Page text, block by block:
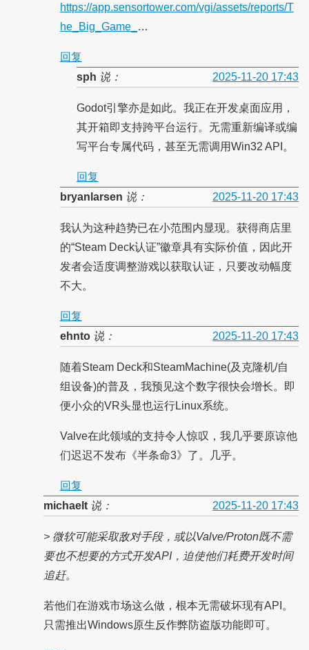
https://app.sensortower.com/vgi/assets/reports/T
he_Big_Game_
…
回复
sph 说： 2025-11-20 17:43
Godot引擎亦是如此。我正在开发桌面应用，
其开箱即支持跨平台运行。无需重新编译或编
写平台专属代码，甚至无需调用Win32 API。
回复
bryanlarsen 说： 2025-11-20 17:43
我认为这种趋势已在小范围内显现。获得商店里
的“Steam Deck认证”徽章具有实际价值，因此开
发者会适度调整游戏以获取认证，只要改动幅度
不大。
回复
ehnto说： 2025-11-20 17:43
随着Steam Deck和SteamMachine(及克隆机/自
组设备)的普及，我预见这个数字很快会增长。即
便小众的VR头显也运行Linux系统。
Valve在此领域的支持令人惊叹，我几乎要原谅他
们迟迟不发布《半条命3》了。几乎。
回复
michaelt说： 2025-11-20 17:43
> 微软可能采取敌对手段，或以Valve/Proton既不需
要也不想要的方式开发API，迫使他们耗费开发时间
追赶。
若他们在游戏市场这么做，根本无需破坏现有API。
只需推出Windows原生反作弊防盗版功能即可。